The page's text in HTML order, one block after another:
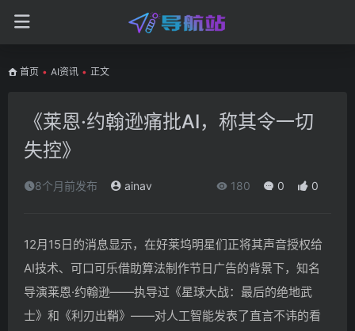
首页 • AI资讯 • 正文
《莱恩·约翰逊痛批AI，称其令一切
失控》
8个月前发布 ainav 180 0 0
12月15日的消息显示，在好莱坞明星们正将其声音授权给
AI技术、可口可乐借助算法制作节日广告的背景下，知名
导演莱恩·约翰逊——执导过《星球大战：最后的绝地武
士》和《利刃出鞘》——对人工智能发表了直言不讳的看